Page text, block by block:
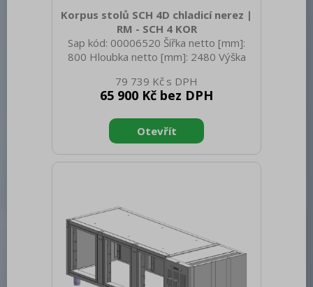
Korpus stolů SCH 4D chladicí nerez |
RM - SCH 4 KOR
Sap kód: 00006520 Šířka netto [mm]:
800 Hloubka netto [mm]: 2480 Výška
110.00 Šířka brutto [mm]: 800 Hloubka
brutto [mm]: 2480 Výška brutto [mm]:
Materiál: Nerez
79 739 Kč
65 900 Kč bez DPH